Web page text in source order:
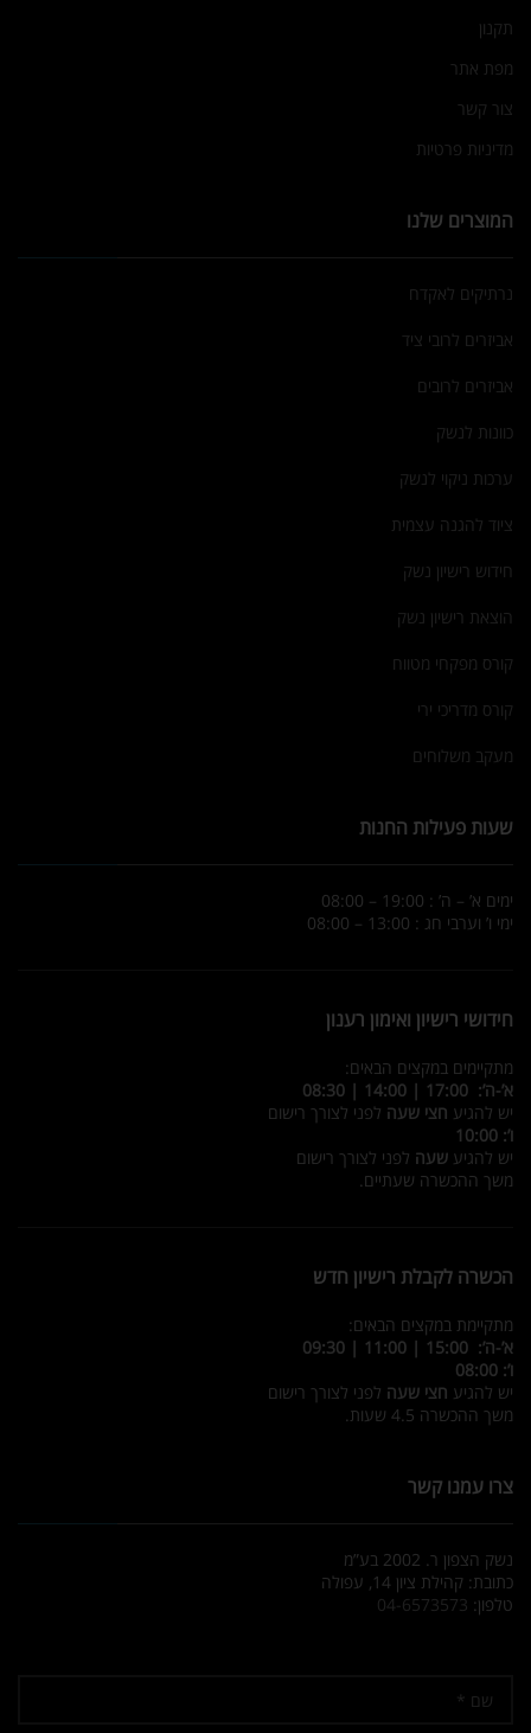
תקנון
מפת אתר
צור קשר
מדיניות פרטיות
המוצרים שלנו
נרתיקים לאקדח
אביזרים לרובי ציד
אביזרים לרובים
כוונות לנשק
ערכות ניקוי לנשק
ציוד להגנה עצמית
חידוש רישיון נשק
הוצאת רישיון נשק
קורס מפקחי מטווח
קורס מדריכי ירי
מעקב משלוחים
שעות פעילות החנות
ימים א’ – ה’ : 19:00 – 08:00
ימי ו’ וערבי חג : 13:00 – 08:00
חידושי רישיון ואימון רענון
מתקיימים במקצים הבאים:
א’-ה’: 17:00 | 14:00 | 08:30
יש להגיע חצי שעה לפני לצורך רישום
ו’: 10:00
יש להגיע שעה לפני לצורך רישום
משך ההכשרה שעתיים.
הכשרה לקבלת רישיון חדש
מתקיימת במקצים הבאים:
א’-ה’: 15:00 | 11:00 | 09:30
ו’: 08:00
יש להגיע חצי שעה לפני לצורך רישום
משך ההכשרה 4.5 שעות.
צרו עמנו קשר
נשק הצפון ר. 2002 בע”מ
כתובת: קהילת ציון 14, עפולה
טלפון: 04-6573573